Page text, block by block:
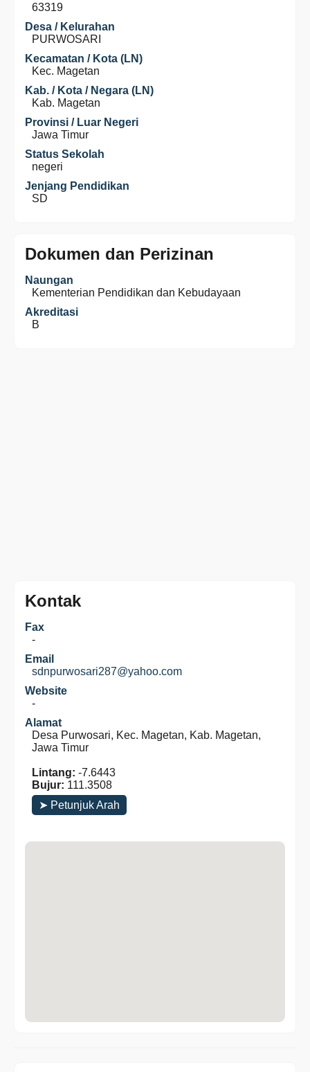
63319
Desa / Kelurahan
PURWOSARI
Kecamatan / Kota (LN)
Kec. Magetan
Kab. / Kota / Negara (LN)
Kab. Magetan
Provinsi / Luar Negeri
Jawa Timur
Status Sekolah
negeri
Jenjang Pendidikan
SD
Dokumen dan Perizinan
Naungan
Kementerian Pendidikan dan Kebudayaan
Akreditasi
B
Kontak
Fax
-
Email
sdnpurwosari287@yahoo.com
Website
-
Alamat
Desa Purwosari, Kec. Magetan, Kab. Magetan,
Jawa Timur
Lintang: -7.6443
Bujur: 111.3508
➤ Petunjuk Arah